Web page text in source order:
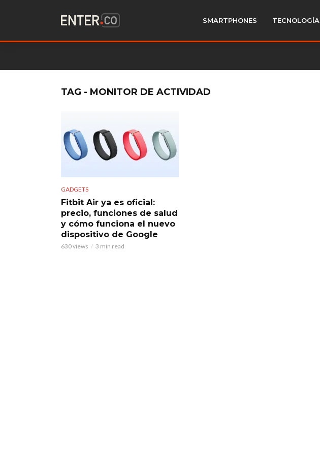
SMARTPHONES TECNOLOGÍA
TAG - MONITOR DE ACTIVIDAD
GADGETS
Fitbit Air ya es oficial:
precio, funciones de salud
y cómo funciona el nuevo
dispositivo de Google
630 views 3 min read